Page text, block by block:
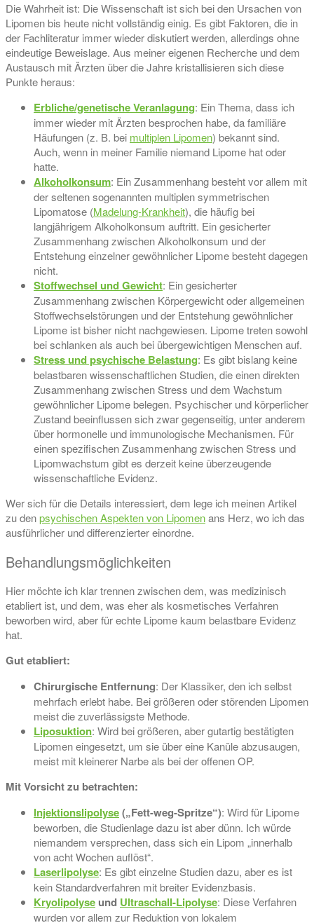
Die Wahrheit ist: Die Wissenschaft ist sich bei den Ursachen von
Lipomen bis heute nicht vollständig einig. Es gibt Faktoren, die in
der Fachliteratur immer wieder diskutiert werden, allerdings ohne
eindeutige Beweislage. Aus meiner eigenen Recherche und dem
Austausch mit Ärzten über die Jahre kristallisieren sich diese
Punkte heraus:
Erbliche/genetische Veranlagung: Ein Thema, dass ich
immer wieder mit Ärzten besprochen habe, da familiäre
Häufungen (z. B. bei multiplen Lipomen) bekannt sind.
Auch, wenn in meiner Familie niemand Lipome hat oder
hatte.
Alkoholkonsum: Ein Zusammenhang besteht vor allem mit
der seltenen sogenannten multiplen symmetrischen
Lipomatose (Madelung-Krankheit), die häufig bei
langjährigem Alkoholkonsum auftritt. Ein gesicherter
Zusammenhang zwischen Alkoholkonsum und der
Entstehung einzelner gewöhnlicher Lipome besteht dagegen
nicht.
Stoffwechsel und Gewicht: Ein gesicherter
Zusammenhang zwischen Körpergewicht oder allgemeinen
Stoffwechselstörungen und der Entstehung gewöhnlicher
Lipome ist bisher nicht nachgewiesen. Lipome treten sowohl
bei schlanken als auch bei übergewichtigen Menschen auf.
Stress und psychische Belastung: Es gibt bislang keine
belastbaren wissenschaftlichen Studien, die einen direkten
Zusammenhang zwischen Stress und dem Wachstum
gewöhnlicher Lipome belegen. Psychischer und körperlicher
Zustand beeinflussen sich zwar gegenseitig, unter anderem
über hormonelle und immunologische Mechanismen. Für
einen spezifischen Zusammenhang zwischen Stress und
Lipomwachstum gibt es derzeit keine überzeugende
wissenschaftliche Evidenz.
Wer sich für die Details interessiert, dem lege ich meinen Artikel
zu denpsychischen Aspekten von Lipomenans Herz, wo ich das
ausführlicher und differenzierter einordne.
Behandlungsmöglichkeiten
Hier möchte ich klar trennen zwischen dem, was medizinisch
etabliert ist, und dem, was eher als kosmetisches Verfahren
beworben wird, aber für echte Lipome kaum belastbare Evidenz
hat.
Gut etabliert:
Chirurgische Entfernung: Der Klassiker, den ich selbst
mehrfach erlebt habe. Bei größeren oder störenden Lipomen
meist die zuverlässigste Methode.
Liposuktion: Wird bei größeren, aber gutartig bestätigten
Lipomen eingesetzt, um sie über eine Kanüle abzusaugen,
meist mit kleinerer Narbe als bei der offenen OP.
Mit Vorsicht zu betrachten:
Injektionslipolyse(„Fett-weg-Spritze“): Wird für Lipome
beworben, die Studienlage dazu ist aber dünn. Ich würde
niemandem versprechen, dass sich ein Lipom „innerhalb
von acht Wochen auflöst“.
Laserlipolyse: Es gibt einzelne Studien dazu, aber es ist
kein Standardverfahren mit breiter Evidenzbasis.
Kryolipolyse und Ultraschall-Lipolyse: Diese Verfahren
wurden vor allem zur Reduktion von lokalem